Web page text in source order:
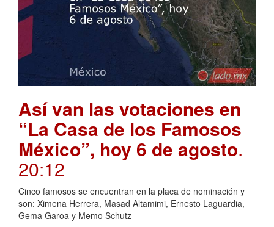
Así van las votaciones en
“La Casa de los Famosos
México”, hoy 6 de agosto.
20:12
Cinco famosos se encuentran en la placa de nominación y
son: Ximena Herrera, Masad Altamimi, Ernesto Laguardia,
Gema Garoa y Memo Schutz